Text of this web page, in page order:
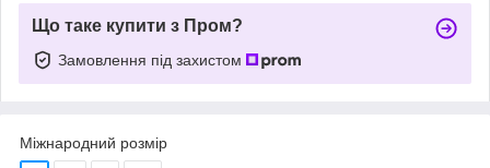
Що таке купити з Пром?
Замовлення під захистом
Міжнародний розмір